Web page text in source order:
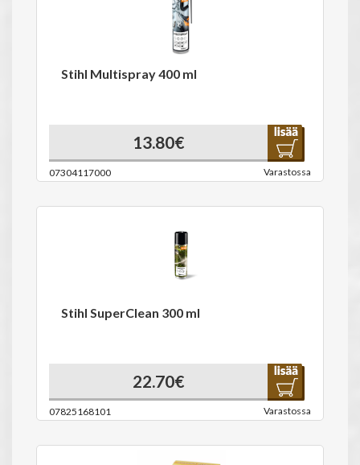
Stihl Multispray 400 ml
13.80€
07304117000 Varastossa
Stihl SuperClean 300 ml
22.70€
07825168101 Varastossa